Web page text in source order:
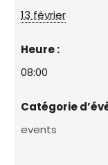
13 février
Heure :
08:00
Catégorie
events